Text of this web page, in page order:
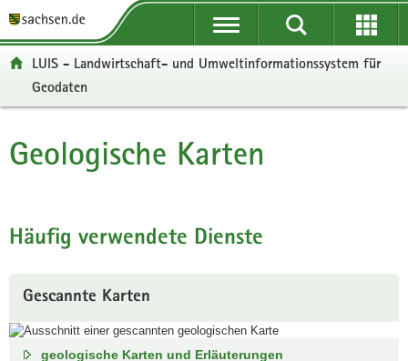
t
l
b
r
e
p
i
h
t
r
B
i
LUIS - Landwirtschaft- und Umweltinformationssystem für
Geodaten
Hauptinhalt
Geologische Karten
Häufig verwendete Dienste
Gescannte Karten
geologische Karten und Erläuterungen